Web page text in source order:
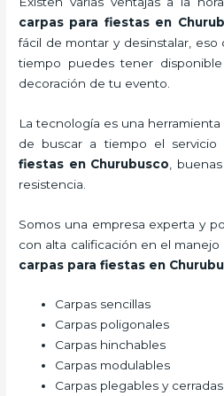
carpas para fiestasen
fácil de montar y desinstalar,
tiempo puedes tener
decoración de tu evento.
La tecnología es una
de buscar a tiempo el servicio
fiestas en Churubusco ,
resistencia.
Somos una empresa experta y
con alta calificación en el
carpas para fiestas en
Carpas sencillas
Carpas poligonales
Carpas hinchables
Carpas modulables
Carpas plegables y cerradas